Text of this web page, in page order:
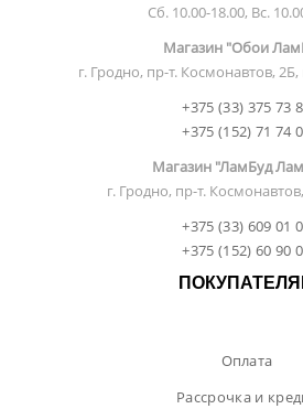
Сб. 10.00-18.00, Вс.
Магазин "Обои
г. Гродно, пр-т. Космонавтов,
+375 (33) 375 73
+375 (152) 71 74
Магазин "ЛамБуд
г. Гродно, пр-т.
+375 (33) 609 01
+375 (152) 60 90
Оплата
Рассрочка и